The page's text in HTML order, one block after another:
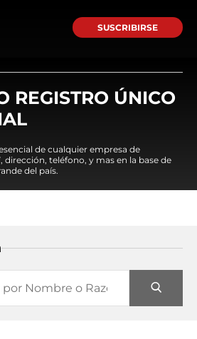
SUSCRIBIRSE
REGISTRO ÚNICO
de cualquier empresa de
dirección, teléfono, y mas en la base de
del país.